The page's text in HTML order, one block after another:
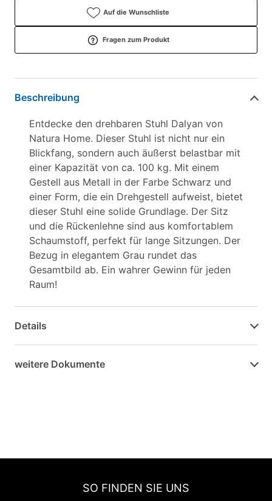
Auf die Wunschliste
Fragen zum Produkt
Beschreibung
Entdecke den drehbaren Stuhl Dalyan von
Natura Home. Dieser Stuhl ist nicht nur ein
Blickfang, sondern auch äußerst belastbar mit
einer Kapazität von ca. 100 kg. Mit einem
Gestell aus Metall in der Farbe Schwarz und
einer Form, die ein Drehgestell aufweist, bietet
dieser Stuhl eine solide Grundlage. Der Sitz
und die Rückenlehne sind aus komfortablem
Schaumstoff, perfekt für lange Sitzungen. Der
Bezug in elegantem Grau rundet das
Gesamtbild ab. Ein wahrer Gewinn für jeden
Raum!
Details
weitere Dokumente
SO FINDEN SIE UNS